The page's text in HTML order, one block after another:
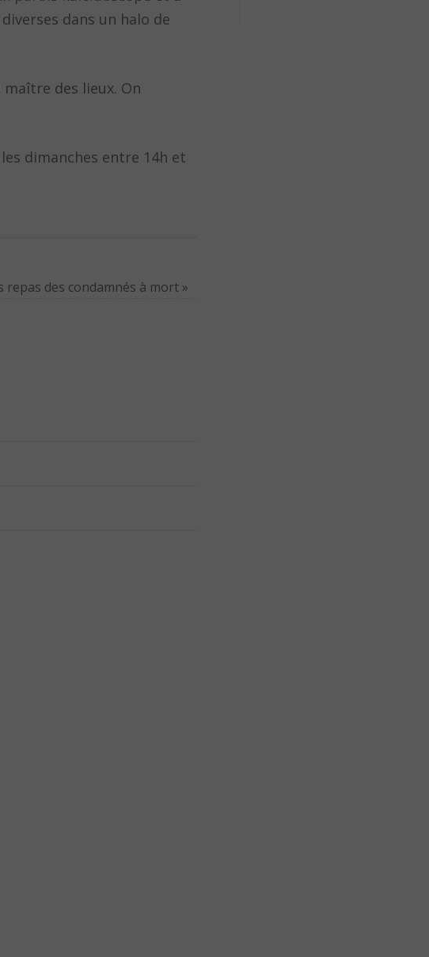
dans un halo de
maître des lieux. On
dimanches entre 14h et
repas des condamnés à mort »